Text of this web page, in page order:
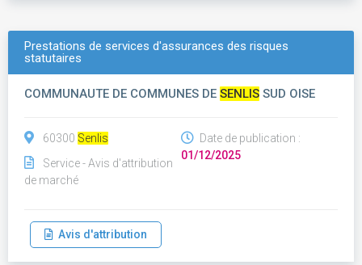
Prestations de services d'assurances des risques
statutaires
COMMUNAUTE DE COMMUNES DE SENLIS SUD OISE
60300 Senlis
Service - Avis d'attribution
de marché
Date de publication :
01/12/2025
Avis d'attribution